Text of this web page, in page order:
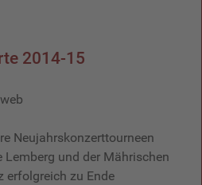
2014-15
Neujahrskonzerttourneen
und der Mährischen
erfolgreich zu Ende